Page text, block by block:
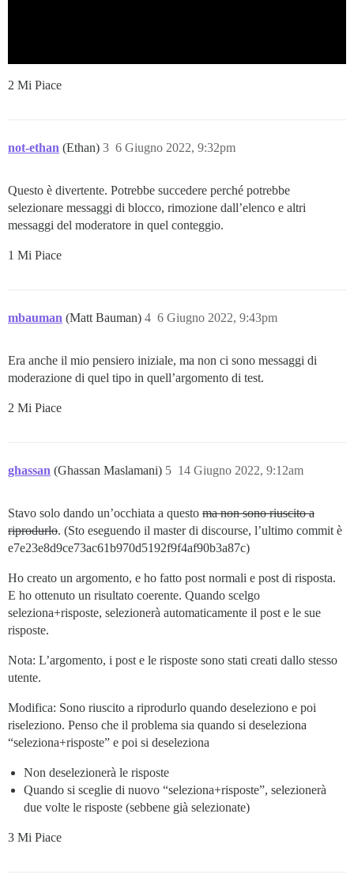
2 Mi Piace
not-ethan (Ethan) 6 Giugno 2022, 9:32pm
3
Questo è divertente. Potrebbe succedere perché potrebbe
selezionare messaggi di blocco, rimozione dall’elenco e altri
messaggi del moderatore in quel conteggio.
1 Mi Piace
mbauman (Matt Bauman) 6 Giugno 2022, 9:43pm
4
Era anche il mio pensiero iniziale, ma non ci sono messaggi di
moderazione di quel tipo in quell’argomento di test.
2 Mi Piace
ghassan (Ghassan Maslamani) 14 Giugno 2022, 9:12am
5
Stavo solo dando un’occhiata a questo ma non sono riuscito a
riprodurlo. (Sto eseguendo il master di discourse, l’ultimo commit è
e7e23e8d9ce73ac61b970d5192f9f4af90b3a87c)
Ho creato un argomento, e ho fatto post normali e post di risposta.
E ho ottenuto un risultato coerente. Quando scelgo
seleziona+risposte, selezionerà automaticamente il post e le sue
risposte.
Nota: L’argomento, i post e le risposte sono stati creati dallo stesso
utente.
Modifica: Sono riuscito a riprodurlo quando deseleziono e poi
riseleziono. Penso che il problema sia quando si deseleziona
“seleziona+risposte” e poi si deseleziona
Non deselezionerà le risposte
Quando si sceglie di nuovo “seleziona+risposte”, selezionerà
due volte le risposte (sebbene già selezionate)
3 Mi Piace